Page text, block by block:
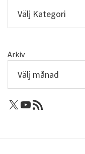
Arkiv
X: Femtejuli
Youtube
RSS-flöde